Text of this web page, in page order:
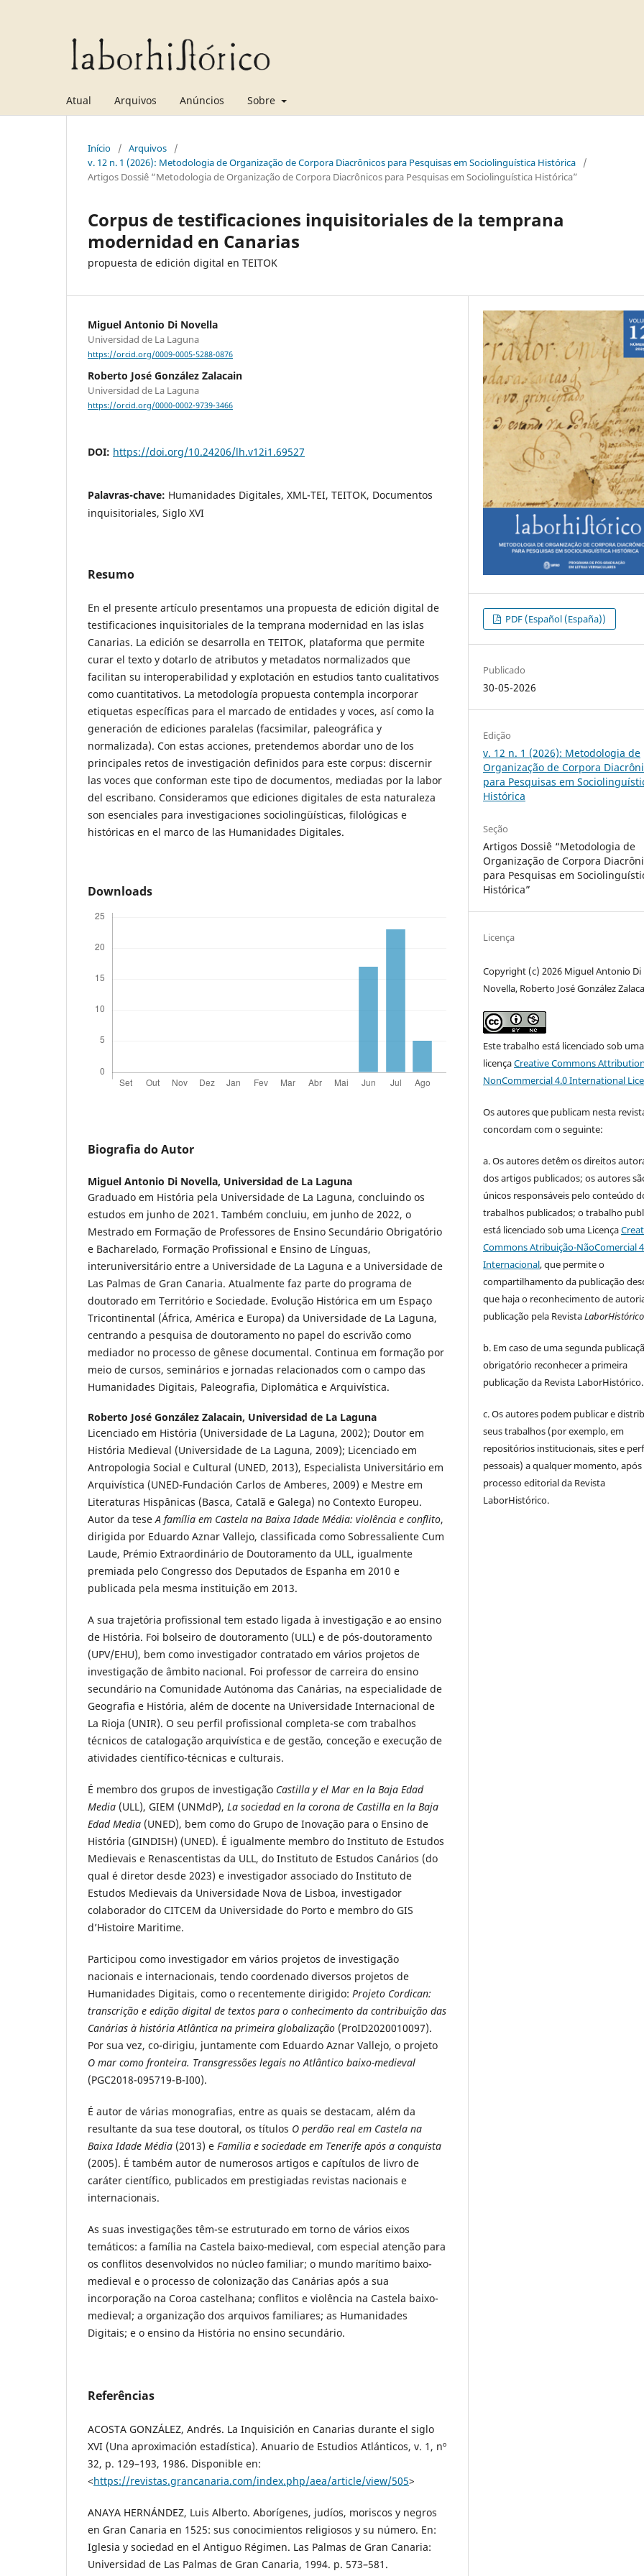
Atual Arquivos Anúncios Sobre
Início / Arquivos
/
v. 12 n. 1 (2026): Metodologia de Organização de Corpora Diacrônicos para Pesquisas em Sociolinguística Histórica
/
Artigos Dossiê “Metodologia de Organização de Corpora Diacrônicos para Pesquisas em Sociolinguística Histórica”
Corpus de testificaciones inquisitoriales de la temprana
modernidad en Canarias
propuesta de edición digital en TEITOK
Miguel Antonio Di Novella
Universidad de La Laguna
https://orcid.org/0009-0005-5288-0876
Roberto José González Zalacain
Universidad de La Laguna
https://orcid.org/0000-0002-9739-3466
DOI: https://doi.org/10.24206/lh.v12i1.69527
Palavras-chave: Humanidades Digitales, XML-TEI, TEITOK, Documentos
inquisitoriales, Siglo XVI
Resumo
En el presente artículo presentamos una propuesta de edición digital de
testificaciones inquisitoriales de la temprana modernidad en las islas
Canarias. La edición se desarrolla en TEITOK, plataforma que permite
curar el texto y dotarlo de atributos y metadatos normalizados que
facilitan su interoperabilidad y explotación en estudios tanto cualitativos
como cuantitativos. La metodología propuesta contempla incorporar
etiquetas específicas para el marcado de entidades y voces, así como la
generación de ediciones paralelas (facsimilar, paleográfica y
normalizada). Con estas acciones, pretendemos abordar uno de los
principales retos de investigación definidos para este corpus: discernir
las voces que conforman este tipo de documentos, mediadas por la labor
del escribano. Consideramos que ediciones digitales de esta naturaleza
son esenciales para investigaciones sociolingüísticas, filológicas e
históricas en el marco de las Humanidades Digitales.
Downloads
Biografia do Autor
Miguel Antonio Di Novella, Universidad de La Laguna
Graduado em História pela Universidade de La Laguna, concluindo os
estudos em junho de 2021. Também concluiu, em junho de 2022, o
Mestrado em Formação de Professores de Ensino Secundário Obrigatório
e Bacharelado, Formação Profissional e Ensino de Línguas,
interuniversitário entre a Universidade de La Laguna e a Universidade de
Las Palmas de Gran Canaria. Atualmente faz parte do programa de
doutorado em Território e Sociedade. Evolução Histórica em um Espaço
Tricontinental (África, América e Europa) da Universidade de La Laguna,
centrando a pesquisa de doutoramento no papel do escrivão como
mediador no processo de gênese documental. Continua em formação por
meio de cursos, seminários e jornadas relacionados com o campo das
Humanidades Digitais, Paleografia, Diplomática e Arquivística.
Roberto José González Zalacain, Universidad de La Laguna
Licenciado em História (Universidade de La Laguna, 2002); Doutor em
História Medieval (Universidade de La Laguna, 2009); Licenciado em
Antropologia Social e Cultural (UNED, 2013), Especialista Universitário em
Arquivística (UNED-Fundación Carlos de Amberes, 2009) e Mestre em
Literaturas Hispânicas (Basca, Catalã e Galega) no Contexto Europeu.
Autor da teseA família em Castela na Baixa Idade Média: violência e conflito,
dirigida por Eduardo Aznar Vallejo, classificada como Sobressaliente Cum
Laude, Prémio Extraordinário de Doutoramento da ULL, igualmente
premiada pelo Congresso dos Deputados de Espanha em 2010 e
publicada pela mesma instituição em 2013.
A sua trajetória profissional tem estado ligada à investigação e ao ensino
de História. Foi bolseiro de doutoramento (ULL) e de pós-doutoramento
(UPV/EHU), bem como investigador contratado em vários projetos de
investigação de âmbito nacional. Foi professor de carreira do ensino
secundário na Comunidade Autónoma das Canárias, na especialidade de
Geografia e História, além de docente na Universidade Internacional de
La Rioja (UNIR). O seu perfil profissional completa-se com trabalhos
técnicos de catalogação arquivística e de gestão, conceção e execução de
atividades científico-técnicas e culturais.
É membro dos grupos de investigação Castilla y el Mar en la Baja Edad
Media (ULL), GIEM (UNMdP), La sociedad en la corona de Castilla en la Baja
Edad Media (UNED), bem como do Grupo de Inovação para o Ensino de
História (GINDISH) (UNED). É igualmente membro do Instituto de Estudos
Medievais e Renascentistas da ULL, do Instituto de Estudos Canários (do
qual é diretor desde 2023) e investigador associado do Instituto de
Estudos Medievais da Universidade Nova de Lisboa, investigador
colaborador do CITCEM da Universidade do Porto e membro do GIS
d’Histoire Maritime.
Participou como investigador em vários projetos de investigação
nacionais e internacionais, tendo coordenado diversos projetos de
Humanidades Digitais, como o recentemente dirigido: Projeto Cordican:
transcrição e edição digital de textos para o conhecimento da contribuição das
Canárias à história Atlântica na primeira globalização (ProID2020010097).
Por sua vez, co-dirigiu, juntamente com Eduardo Aznar Vallejo, o projeto
O mar como fronteira. Transgressões legais no Atlântico baixo-medieval
(PGC2018-095719-B-I00).
É autor de várias monografias, entre as quais se destacam, além da
resultante da sua tese doutoral, os títulos O perdão real em Castela na
Baixa Idade Média (2013) e Família e sociedade em Tenerife após a conquista
(2005). É também autor de numerosos artigos e capítulos de livro de
caráter científico, publicados em prestigiadas revistas nacionais e
internacionais.
As suas investigações têm-se estruturado em torno de vários eixos
temáticos: a família na Castela baixo-medieval, com especial atenção para
os conflitos desenvolvidos no núcleo familiar; o mundo marítimo baixo-
medieval e o processo de colonização das Canárias após a sua
incorporação na Coroa castelhana; conflitos e violência na Castela baixo-
medieval; a organização dos arquivos familiares; as Humanidades
Digitais; e o ensino da História no ensino secundário.
Referências
ACOSTA GONZÁLEZ, Andrés. La Inquisición en Canarias durante el siglo
XVI (Una aproximación estadística). Anuario de Estudios Atlánticos, v. 1, nº
32, p. 129–193, 1986. Disponible en:
<https://revistas.grancanaria.com/index.php/aea/article/view/505>
ANAYA HERNÁNDEZ, Luis Alberto. Aborígenes, judíos, moriscos y negros
en Gran Canaria en 1525: sus conocimientos religiosos y su número. En:
Iglesia y sociedad en el Antiguo Régimen. Las Palmas de Gran Canaria:
Universidad de Las Palmas de Gran Canaria, 1994. p. 573–581.
PDF (Español (España))
Publicado
30-05-2026
Edição
v. 12 n. 1 (2026): Metodologia de
Organização de Corpora
para Pesquisas em
Histórica
Seção
Artigos Dossiê “Metodologia de
Organização de Corpora
para Pesquisas em
Histórica”
Licença
Copyright (c) 2026 Miguel Antonio Di
Novella, Roberto José González
Este trabalho está licenciado sob uma
licençaCreative Commons
NonCommercial 4.0 International
Os autores que publicam nesta
concordam com o seguinte:
a.Os autores detêm os direitos
dos artigos publicados;os autores
únicos responsáveis pelo conteúdo
trabalhos publicados;o trabalho
está licenciado sob uma Licença
Commons Atribuição-NãoComercial
Internacional, que permite o
compartilhamento da publicação
que haja o reconhecimento de
publicação pela RevistaLaborHistórico
b. Em caso de uma segunda
obrigatório reconhecer a primeira
publicação da Revista LaborHistórico.
c. Os autores podem publicar e
seus trabalhos (por exemplo, em
repositórios institucionais, sites e
pessoais) a qualquer momento, após
processo editorial da Revista
LaborHistórico.